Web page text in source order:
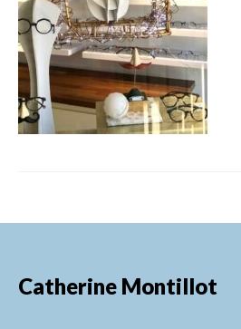
REALISATIONS
CONTACT
Catherine Montillot